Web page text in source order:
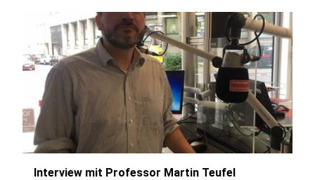
Interview mit Professor Martin Teufel